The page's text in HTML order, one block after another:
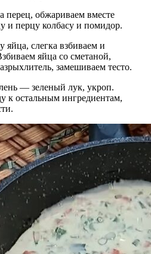
перец, обжариваем вместе
и перцу колбасу и помидор.
яйца, слегка взбиваем и
яйца со сметаной,
замешиваем тесто.
— зеленый лук, укроп.
к остальным ингредиентам,